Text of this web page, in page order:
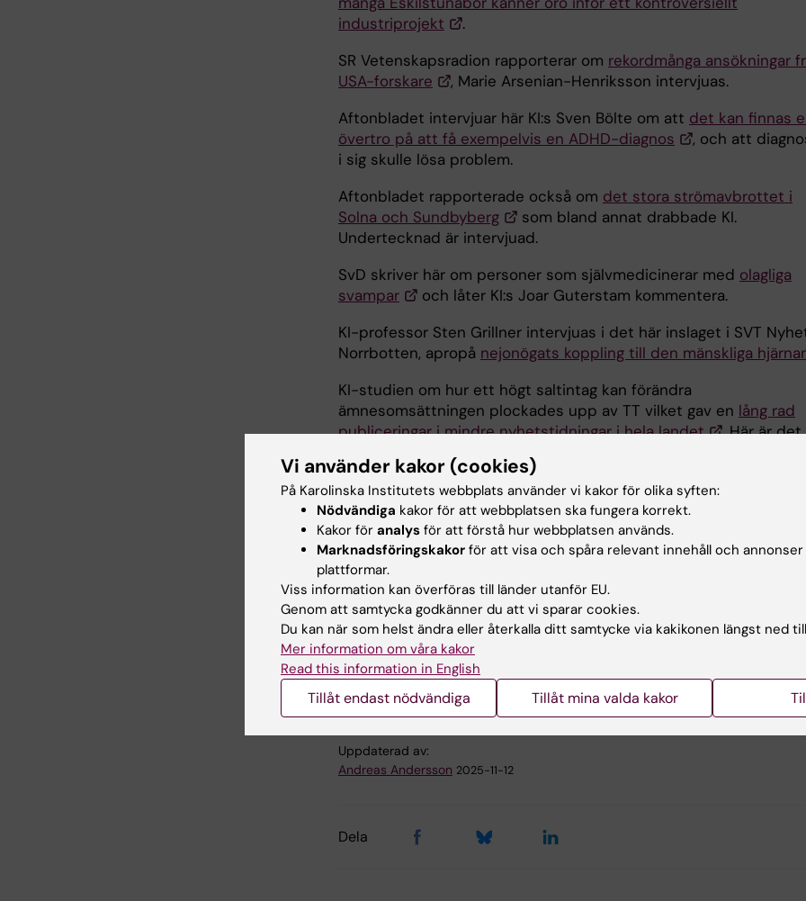
industriprojekt
.
SR Vetenskapsradion rapporterar om rekordmånga ansökningar
USA-forskare
, Marie Arsenian-Henriksson intervjuas.
Aftonbladet intervjuar här KI:s Sven Bölte om att det kan finnas
övertro på att få exempelvis en ADHD-diagnos
, och att
i sig skulle lösa problem.
Aftonbladet rapporterade också om det stora strömavbrottet i
Solna och Sundbyberg
som bland annat drabbade KI.
Undertecknad är intervjuad.
SvD skriver här om personer som självmedicinerar med olagliga
svampar
och låter KI:s Joar Guterstam kommentera.
KI-professor Sten Grillner intervjuas i det här inslaget i SVT
Norrbotten, apropå nejonögats koppling till den mänskliga
KI-studien om hur ett högt saltintag kan förändra
ämnesomsättningen plockades upp av TT vilket gav en lång rad
publiceringar i mindre nyhetstidningar i hela landet
. Här är det
KI-anknutna Katarina Görts Öberg intervjuas här i DN apropå en
tillströmning av patienter till olika sexmissbrukskliniker
förmodligen apropå en bok i ämnet tidigare i höstas.
Man blir inte dum i huvudet av periodisk fasta
med hjälp av KI:s Kerstin Brismar.
Tags
KI i medierna
Uppdaterad av:
Andreas Andersson 2025-11-12
Dela
Vi använder kakor (cookies)
På Karolinska Institutets webbplats använder vi kakor för olika syften:
Nödvändiga kakor för att webbplatsen ska fungera korrekt.
Kakor för analys för att förstå hur webbplatsen används.
Marknadsföringskakor för att visa och spåra relevant innehåll och
plattformar.
Viss information kan överföras till länder utanför EU.
Genom att samtycka godkänner du att vi sparar cookies.
Du kan när som helst ändra eller återkalla ditt samtycke via kakikonen längst ned
Mer information om våra kakor
Read this information in English
Tillåt endast nödvändiga Tillåt mina valda kakor